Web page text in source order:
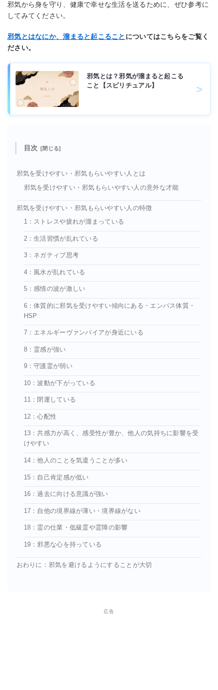
邪気から身を守り、健康で幸せな生活を送るために、ぜひ参考に
してみてください。
邪気とはなにか、溜まると起こること についてはこちらをご覧く
ださい。
邪気とは？邪気が溜まると起こる
こと【スピリチュアル】
目次
邪気を受けやすい・邪気もらいやすい人とは
邪気を受けやすい・邪気もらいやすい人の意外な才能
邪気を受けやすい・邪気もらいやすい人の特徴
1：ストレスや疲れが溜まっている
2：生活習慣が乱れている
3：ネガティブ思考
4：風水が乱れている
5：感情の波が激しい
6：体質的に邪気を受けやすい傾向にある・エンパス体質・
HSP
7：エネルギーヴァンパイアが身近にいる
8：霊感が強い
9：守護霊が弱い
10：波動が下がっている
11：閉運している
12：心配性
13：共感力が高く、感受性が豊か、他人の気持ちに影響を受
けやすい
14：他人のことを気遣うことが多い
15：自己肯定感が低い
16：過去に向ける意識が強い
17：自他の境界線が薄い・境界線がない
18：霊の仕業・低級霊や霊障の影響
19：邪悪な心を持っている
おわりに：邪気を避けるようにすることが大切
広告